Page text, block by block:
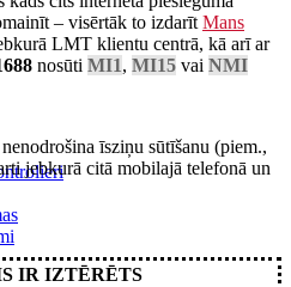
– visērtāk to izdarīt Mans
LMT klientu centrā, kā arī ar
nosūti MI1, MI15 vai NMI
īsziņu sūtīšanu (piem.,
jebkurā citā mobilajā telefonā un
IR IZTĒRĒTS